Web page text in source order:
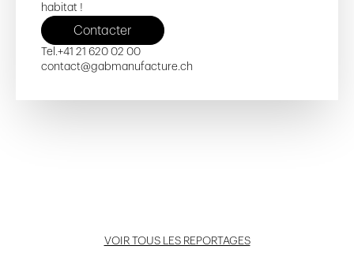
habitat !
Contacter
Tel.+41 21 620 02 00
contact@gabmanufacture.ch
VOIR TOUS LES REPORTAGES